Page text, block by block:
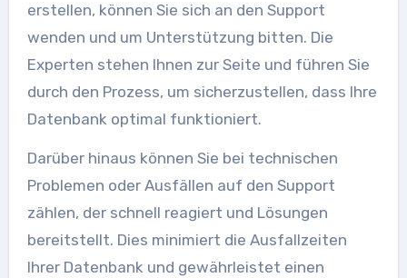
erstellen, können Sie sich an den Support
wenden und um Unterstützung bitten. Die
Experten stehen Ihnen zur Seite und führen Sie
durch den Prozess, um sicherzustellen, dass Ihre
Datenbank optimal funktioniert.
Darüber hinaus können Sie bei technischen
Problemen oder Ausfällen auf den Support
zählen, der schnell reagiert und Lösungen
bereitstellt. Dies minimiert die Ausfallzeiten
Ihrer Datenbank und gewährleistet einen